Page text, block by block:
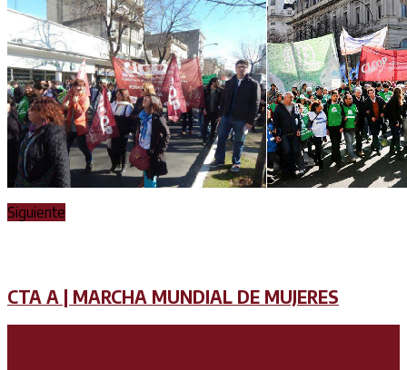
Siguiente
CTA A | MARCHA MUNDIAL DE MUJERES